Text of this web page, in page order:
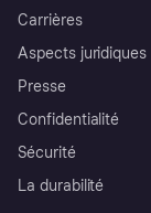
Carrières
Aspects juridiques
Presse
Confidentialité
Sécurité
La durabilité